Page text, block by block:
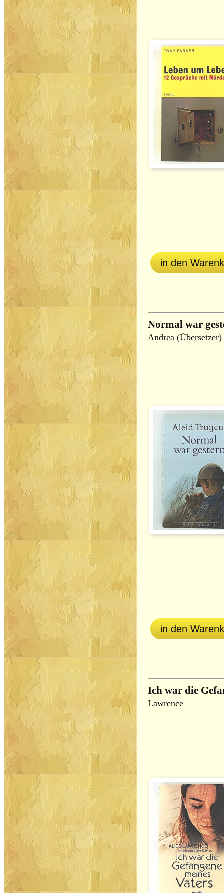
in den
Normal war
Andrea (Übersetzer)
in den
Ich war die
Lawrence